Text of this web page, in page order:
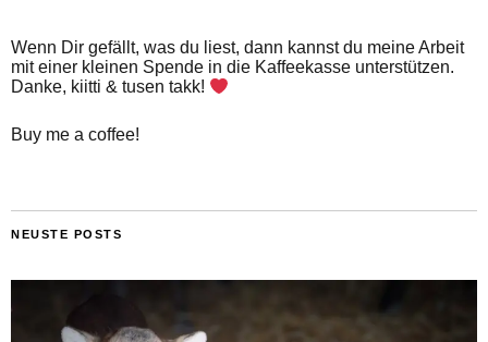
Wenn Dir gefällt, was du liest, dann kannst du meine Arbeit
mit einer kleinen Spende in die Kaffeekasse unterstützen.
Danke, kiitti & tusen takk!
Buy me a coffee!
NEUSTE POSTS